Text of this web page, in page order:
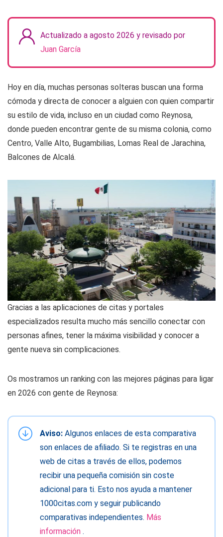
Actualizado a agosto 2026 y revisado por
Juan García
Hoy en día, muchas personas solteras buscan una forma
cómoda y directa de conocer a alguien con quien compartir
su estilo de vida, incluso en un ciudad como Reynosa,
donde pueden encontrar gente de su misma colonia, como
Centro, Valle Alto, Bugambilias, Lomas Real de Jarachina,
Balcones de Alcalá.
Gracias a las aplicaciones de citas y portales
especializados resulta mucho más sencillo conectar con
personas afines, tener la máxima visibilidad y conocer a
gente nueva sin complicaciones.
Os mostramos un ranking con las mejores páginas para ligar
en 2026 con gente de Reynosa:
Aviso: Algunos enlaces de esta comparativa
son enlaces de afiliado. Si te registras en una
web de citas a través de ellos, podemos
recibir una pequeña comisión sin coste
adicional para ti. Esto nos ayuda a mantener
1000citas.com y seguir publicando
comparativas independientes. Más
información .